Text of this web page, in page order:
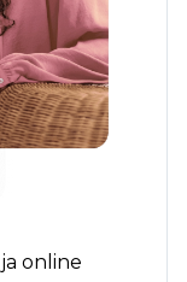
online